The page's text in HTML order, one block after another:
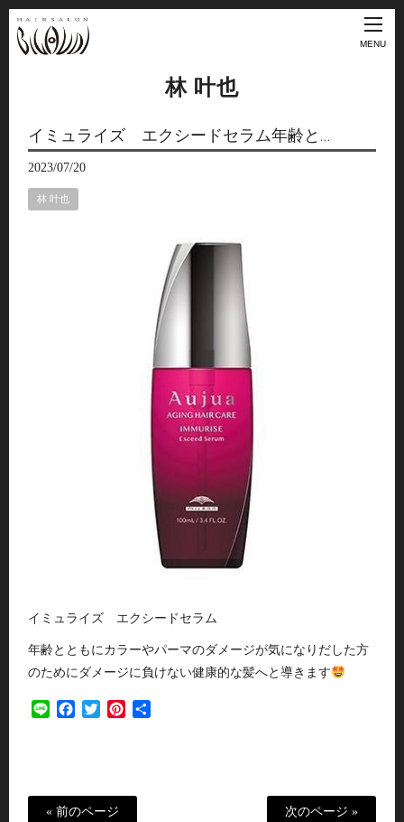
MENU
林 叶也
イミュライズ エクシードセラム年齢と…
2023/07/20
林 叶也
イミュライズ エクシードセラム
年齢とともにカラーやパーマのダメージが気になりだした方
のためにダメージに負けない健康的な髪へと導きます
Line FacebookTwitterPinterest
« 前のページ 次のページ »